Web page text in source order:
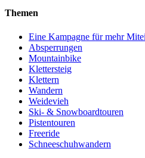
Themen
Eine Kampagne für mehr
Absperrungen
Mountainbike
Klettersteig
Klettern
Wandern
Weidevieh
Ski- & Snowboardtouren
Pistentouren
Freeride
Schneeschuhwandern